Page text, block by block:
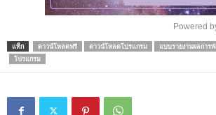
Powered
แท็ก ดาวน์โหลดฟรี ดาวน์โหลดโปรแกรม
แบบรายงานผลการ
โปรแกรม